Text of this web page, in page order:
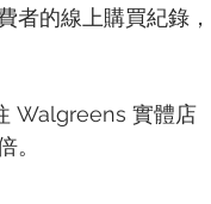
者的線上購買紀錄，
Walgreens 實體店
。